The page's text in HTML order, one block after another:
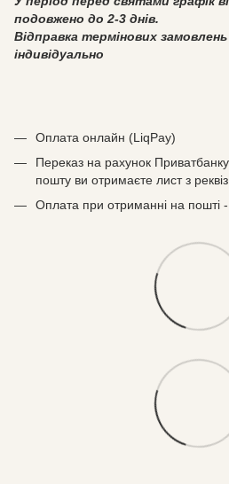
подовжено до 2-3 днів.
Відправка термінових
індивідуально
Оплата онлайн (LiqPay)
Переказ на рахунок
пошту ви отримаєте лист з
Оплата при отриманні на пошті